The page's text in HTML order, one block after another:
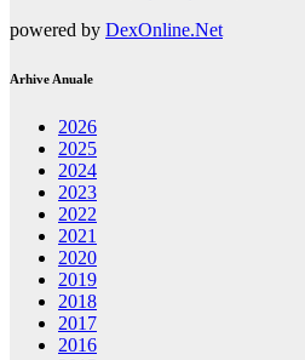
powered by DexOnline.Net
Arhive Anuale
2026
2025
2024
2023
2022
2021
2020
2019
2018
2017
2016